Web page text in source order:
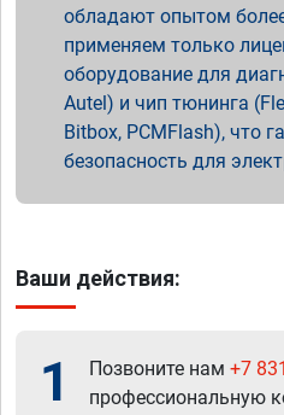
обладают опытом
применяем только
оборудование для
Autel) и чип тюнинга
Bitbox, PCMFlash), что
безопасность для
Ваши действия:
1 Позвоните нам +7
профессиональную